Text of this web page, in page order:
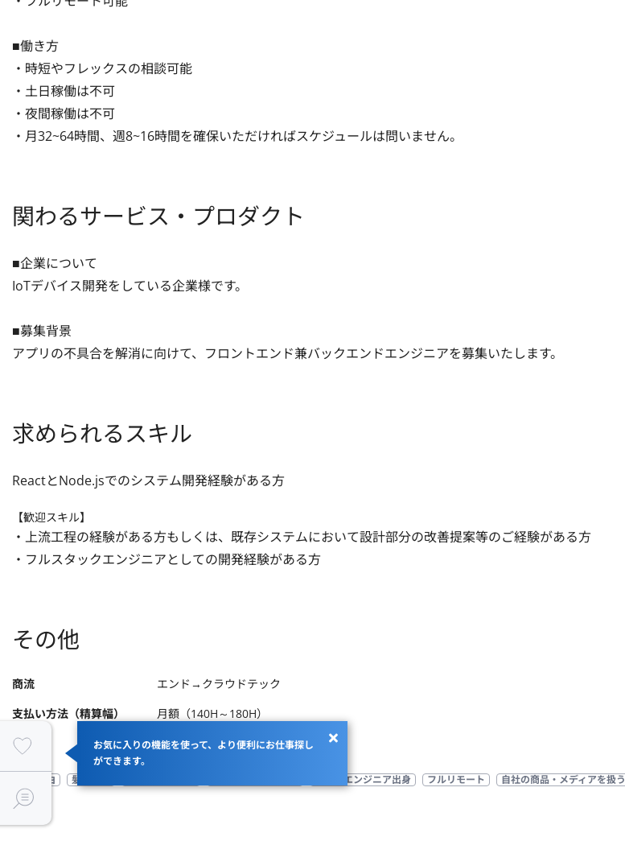
お気に入りの機能を使って、より便利にお仕事探し
ができます。
■働き方
・時短やフレックスの相談可能
・土日稼働は不可
・夜間稼働は不可
・月32~64時間、週8~16時間を確保いただければスケジュールは問いません。
関わるサービス・プロダクト
■企業について
IoTデバイス開発をしている企業様です。
■募集背景
アプリの不具合を解消に向けて、フロントエンド兼バックエンドエンジニアを募集いたします。
求められるスキル
ReactとNode.jsでのシステム開発経験がある方
【歓迎スキル】
・上流工程の経験がある方もしくは、既存システムにおいて設計部分の改善提案等のご経験がある方
・フルスタックエンジニアとしての開発経験がある方
その他
商流
エンド→クラウドテック
支払い方法（精算幅）
月額（140H～180H）
服装自由 髪型自由 社長がエンジニア出身 フルリモート 自社の商品・メディアを扱う